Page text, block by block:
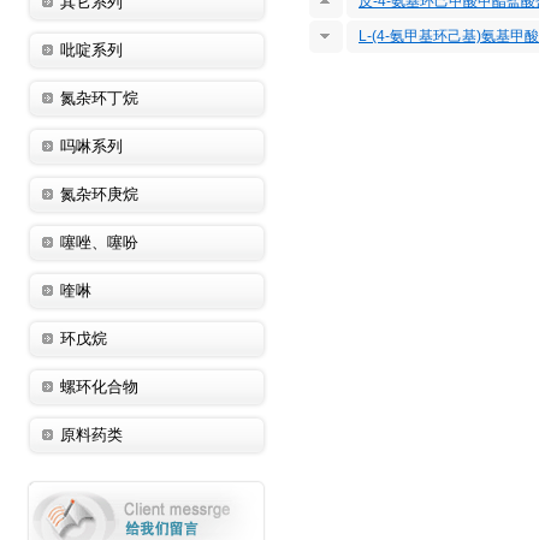
吡啶系列
氮杂环丁烷
吗啉系列
氮杂环庚烷
噻唑、噻吩
喹啉
环戊烷
螺环化合物
原料药类
L-(4-氨甲基环己基)氨基甲